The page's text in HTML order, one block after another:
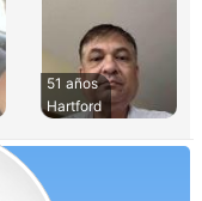
51 años
Hartford